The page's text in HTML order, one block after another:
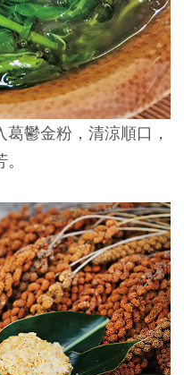
鬱金粉，清涼順口，